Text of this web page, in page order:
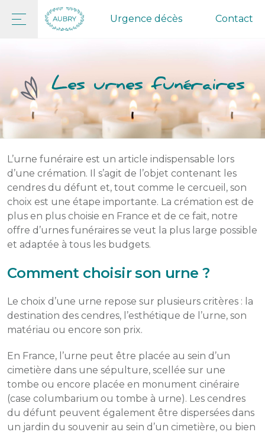
Urgence décès Contact
Les urnes funéraires
L’urne funéraire est un article indispensable lors
d’une crémation. Il s’agit de l’objet contenant les
cendres du défunt et, tout comme le cercueil, son
choix est une étape importante. La crémation est de
plus en plus choisie en France et de ce fait, notre
offre d’urnes funéraires se veut la plus large possible
et adaptée à tous les budgets.
Comment choisir son urne ?
Le choix d’une urne repose sur plusieurs critères : la
destination des cendres, l’esthétique de l’urne, son
matériau ou encore son prix.
En France, l’urne peut être placée au sein d’un
cimetière dans une sépulture, scellée sur une
tombe ou encore placée en monument cinéraire
(case columbarium ou tombe à urne). Les cendres
du défunt peuvent également être dispersées dans
un jardin du souvenir au sein d’un cimetière, ou bien